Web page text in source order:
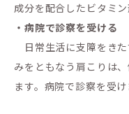
成分を配合したビタミ
・病院で診察を受ける
日常生活に支障をき
みをともなう肩こりは
ます。病院で診察を受け